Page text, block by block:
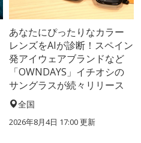
あなたにぴったりなカラー
レンズをAIが診断！スペイン
発アイウェアブランドなど
「OWNDAYS」イチオシの
サングラスが続々リリース
全国
2026年8月4日 17:00更新